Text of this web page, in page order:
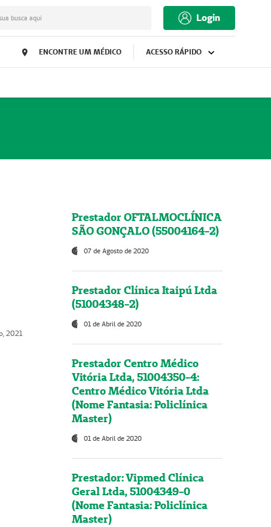
busca aqui Login
ENCONTRE UM MÉDICO ACESSO RÁPIDO
2021
Prestador OFTALMOCLÍNICA
SÃO GONÇALO (55004164-2)
07 de Agosto de 2020
Prestador Clínica Itaipú Ltda
(51004348-2)
01 de Abril de 2020
Prestador Centro Médico
Vitória Ltda, 51004350-4:
Centro Médico Vitória Ltda
(Nome Fantasia: Policlínica
Master)
01 de Abril de 2020
Prestador: Vipmed Clínica
Geral Ltda, 51004349-0
(Nome Fantasia: Policlínica
Master)